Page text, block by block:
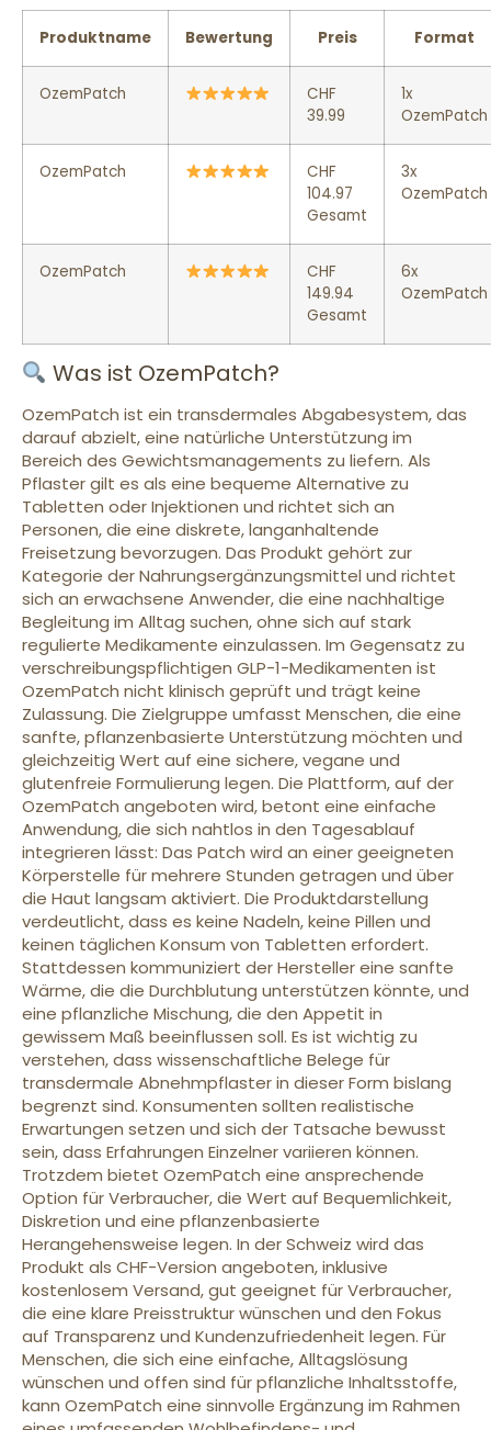
Produktname Bewertung Preis Format
OzemPatch
CHF
39.99
1x
OzemPatch
OzemPatch
CHF
104.97
Gesamt
3x
OzemPatch
OzemPatch
CHF
149.94
Gesamt
6x
OzemPatch
Was ist OzemPatch?
OzemPatch ist ein transdermales Abgabesystem, das
darauf abzielt, eine natürliche Unterstützung im
Bereich des Gewichtsmanagements zu liefern. Als
Pflaster gilt es als eine bequeme Alternative zu
Tabletten oder Injektionen und richtet sich an
Personen, die eine diskrete, langanhaltende
Freisetzung bevorzugen. Das Produkt gehört zur
Kategorie der Nahrungsergänzungsmittel und richtet
sich an erwachsene Anwender, die eine nachhaltige
Begleitung im Alltag suchen, ohne sich auf stark
regulierte Medikamente einzulassen. Im Gegensatz zu
verschreibungspflichtigen GLP-1-Medikamenten ist
OzemPatch nicht klinisch geprüft und trägt keine
Zulassung. Die Zielgruppe umfasst Menschen, die eine
sanfte, pflanzenbasierte Unterstützung möchten und
gleichzeitig Wert auf eine sichere, vegane und
glutenfreie Formulierung legen. Die Plattform, auf der
OzemPatch angeboten wird, betont eine einfache
Anwendung, die sich nahtlos in den Tagesablauf
integrieren lässt: Das Patch wird an einer geeigneten
Körperstelle für mehrere Stunden getragen und über
die Haut langsam aktiviert. Die Produktdarstellung
verdeutlicht, dass es keine Nadeln, keine Pillen und
keinen täglichen Konsum von Tabletten erfordert.
Stattdessen kommuniziert der Hersteller eine sanfte
Wärme, die die Durchblutung unterstützen könnte, und
eine pflanzliche Mischung, die den Appetit in
gewissem Maß beeinflussen soll. Es ist wichtig zu
verstehen, dass wissenschaftliche Belege für
transdermale Abnehmpflaster in dieser Form bislang
begrenzt sind. Konsumenten sollten realistische
Erwartungen setzen und sich der Tatsache bewusst
sein, dass Erfahrungen Einzelner variieren können.
Trotzdem bietet OzemPatch eine ansprechende
Option für Verbraucher, die Wert auf Bequemlichkeit,
Diskretion und eine pflanzenbasierte
Herangehensweise legen. In der Schweiz wird das
Produkt als CHF-Version angeboten, inklusive
kostenlosem Versand, gut geeignet für Verbraucher,
die eine klare Preisstruktur wünschen und den Fokus
auf Transparenz und Kundenzufriedenheit legen. Für
Menschen, die sich eine einfache, Alltagslösung
wünschen und offen sind für pflanzliche Inhaltsstoffe,
kann OzemPatch eine sinnvolle Ergänzung im Rahmen